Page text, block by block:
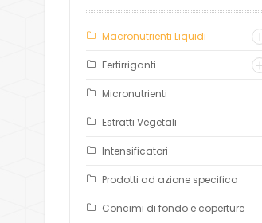
Macronutrienti Liquidi
Fertirriganti
Micronutrienti
Estratti Vegetali
Intensificatori
Prodotti ad azione specifica
Concimi di fondo e coperture